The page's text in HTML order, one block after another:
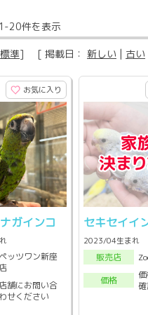
20件を表示
標準] [ 掲載日： 新しい | 古い
お気に入り
ガインコ
ッツワン新座
店
店舗にお問い合
せください
セキセイイ
2023/04生まれ
販売店
価格
確